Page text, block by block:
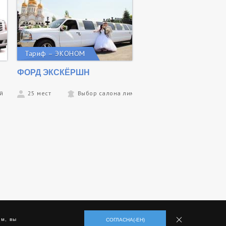
Тариф – ЭКОНОМ
ФОРД ЭКСКЁРШН
25 мест Выбор салона лимо компанией
вы
СОГЛАСНА(-ЕН)